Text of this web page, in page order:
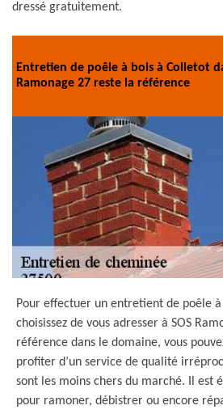
dressé gratuitement.
Entretien de poêle à bois à Colletot
Ramonage 27 reste la référence
Pour effectuer un entretient de poêle
choisissez de vous adresser à SOS
référence dans le domaine, vous
profiter d’un service de qualité
sont les moins chers du marché. Il est
pour ramoner, débistrer ou encore